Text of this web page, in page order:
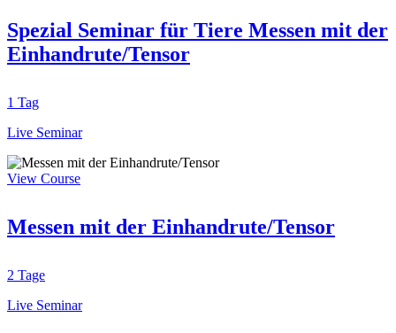
Spezial Seminar für Tiere Messen mit der
Einhandrute/Tensor
1 Tag
Live Seminar
View Course
Messen mit der Einhandrute/Tensor
2 Tage
Live Seminar